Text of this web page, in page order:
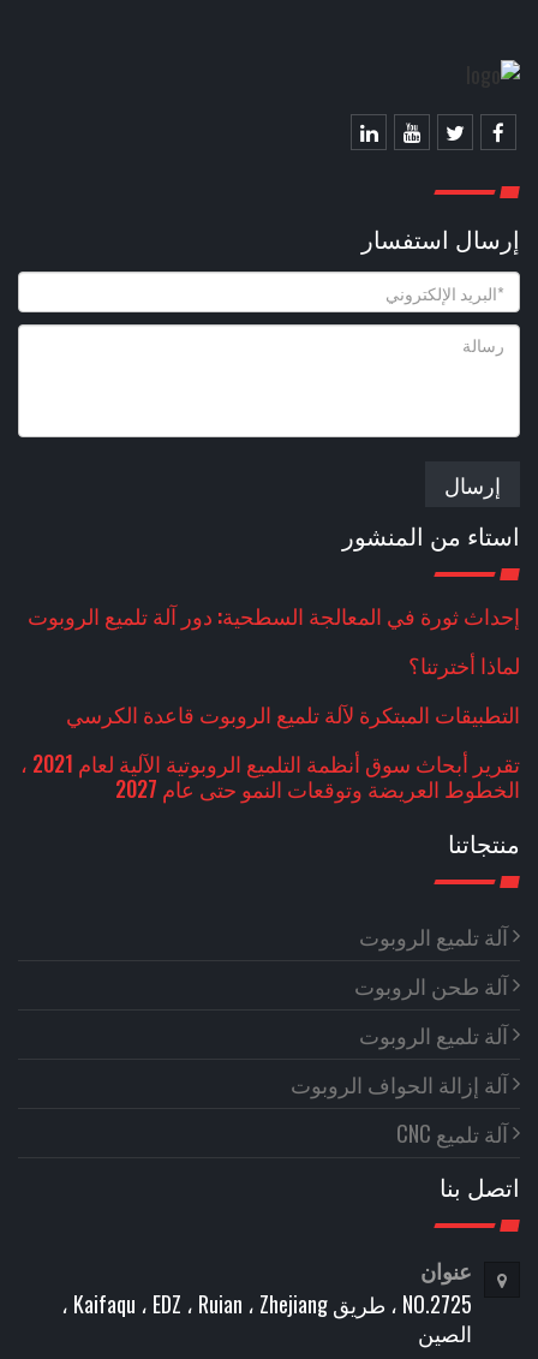
إرسال استفسار
إرسال
استاء من المنشور
إحداث ثورة في المعالجة السطحية: دور آلة تلميع الروبوت
لماذا أخترتنا؟
التطبيقات المبتكرة لآلة تلميع الروبوت قاعدة الكرسي
تقرير أبحاث سوق أنظمة التلميع الروبوتية الآلية لعام 2021 ،
الخطوط العريضة وتوقعات النمو حتى عام 2027
منتجاتنا
آلة تلميع الروبوت
آلة طحن الروبوت
آلة تلميع الروبوت
آلة إزالة الحواف الروبوت
آلة تلميع CNC
اتصل بنا
عنوان
NO.2725 ، طريق Kaifaqu ، EDZ ، Ruian ، Zhejiang ،
الصين